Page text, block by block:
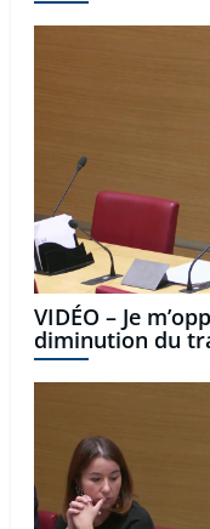
VIDÉO – Je
diminution du